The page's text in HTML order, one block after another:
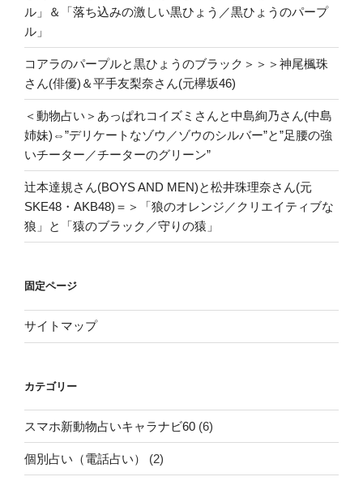
ル」＆「落ち込みの激しい黒ひょう／黒ひょうのパープ
ル」
コアラのパープルと黒ひょうのブラック＞＞＞神尾楓珠
さん(俳優)＆平手友梨奈さん(元欅坂46)
＜動物占い＞あっぱれコイズミさんと中島絢乃さん(中島
姉妹)⇔”デリケートなゾウ／ゾウのシルバー”と”足腰の強
いチーター／チーターのグリーン”
辻本達規さん(BOYS AND MEN)と松井珠理奈さん(元
SKE48・AKB48)＝＞「狼のオレンジ／クリエイティブな
狼」と「猿のブラック／守りの猿」
固定ページ
サイトマップ
カテゴリー
スマホ新動物占いキャラナビ60 (6)
個別占い（電話占い） (2)